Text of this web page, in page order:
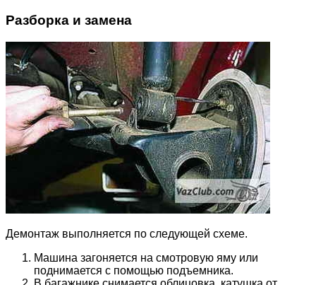
Разборка и замена
Демонтаж выполняется по следующей схеме.
Машина загоняется на смотровую яму или
поднимается с помощью подъемника.